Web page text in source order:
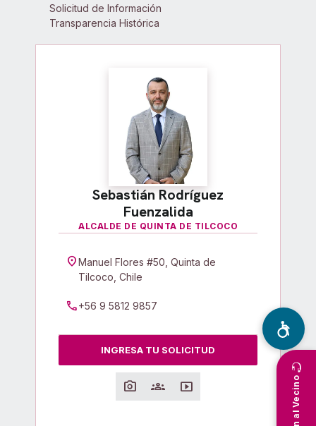
Solicitud de Información
Transparencia Histórica
Sebastián Rodríguez
Fuenzalida
ALCALDE DE QUINTA DE TILCOCO
location_onManuel Flores #50, Quinta de
Tilcoco, Chile
call+56 9 5812 9857
INGRESA TU SOLICITUD
photo_camera groups smart_display